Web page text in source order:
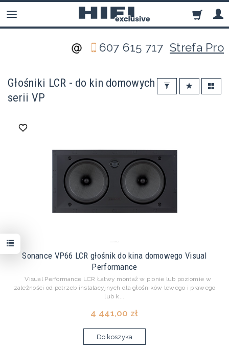
607 615 717Strefa Pro
Głośniki LCR - do kin domowych
serii VP
Sonance VP66 LCR głośnik do kina domowego Visual
Performance
Visual Performance LCR Łatwy montaż w pionie lub poziomie w
zależności od potrzeb instalacyjnych dla głośników lewego i prawego
lub k...
4 441,00 zł
Do koszyka